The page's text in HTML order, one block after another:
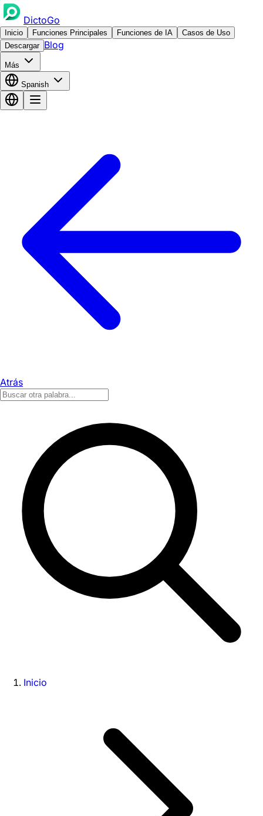
DictoGo
Inicio Funciones Principales Funciones de IA
Casos de Uso
Descargar Blog
Más
Spanish
Atrás
Inicio